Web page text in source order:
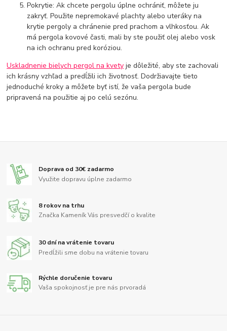
Pokrytie: Ak chcete pergolu úplne ochrániť, môžete ju
zakryť. Použite nepremokavé plachty alebo uteráky na
krytie pergoly a chránenie pred prachom a vlhkosťou. Ak
má pergola kovové časti, mali by ste použiť olej alebo vosk
na ich ochranu pred koróziou.
Uskladnenie bielych pergol na kvety je dôležité, aby ste zachovali
ich krásny vzhľad a predĺžili ich životnosť. Dodržiavajte tieto
jednoduché kroky a môžete byť istí, že vaša pergola bude
pripravená na použitie aj po celú sezónu.
Doprava od 30€ zadarmo
Využite dopravu úplne zadarmo
8 rokov na trhu
Značka Kameník Vás presvedčí o kvalite
30 dní na vrátenie tovaru
Predĺžili sme dobu na vrátenie tovaru
Rýchle doručenie tovaru
Vaša spokojnosť je pre nás prvoradá